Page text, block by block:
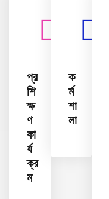
প্র
শি
ক্ষ
ণ
কা
র্য
ক্র
ম
ক
র্ম
শা
লা